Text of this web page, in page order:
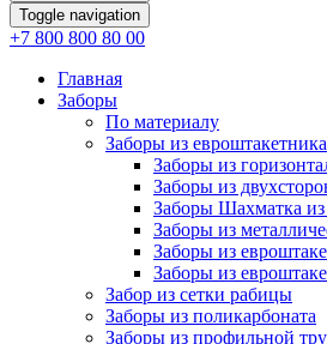
Toggle navigation
+7 800 800 80 00
Главная
Заборы
По материалу
Заборы из евроштакетника
Заборы из
Заборы из
Заборы Шахматка из
Заборы из
Заборы из
Заборы из
Забор из сетки рабицы
Заборы из поликарбоната
Заборы из профильной